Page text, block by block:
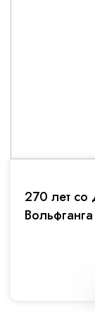
270 лет со